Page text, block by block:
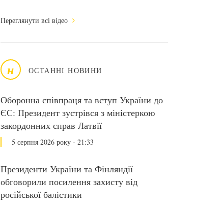
Переглянути всі відео
н ОСТАННІ НОВИНИ
Оборонна співпраця та вступ України до
ЄС: Президент зустрівся з міністеркою
закордонних справ Латвії
5 серпня 2026 року - 21:33
Президенти України та Фінляндії
обговорили посилення захисту від
російської балістики